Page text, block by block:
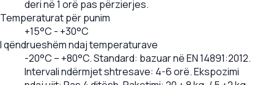
deri në 1 orë pas përzierjes.
Temperaturat për punim
+15°C - +30°C
I qëndrueshëm ndaj temperaturave
-20°C – +80°C. Standard: bazuar në EN 14891:2012.
Intervali ndërmjet shtresave: 4-6 orë. Ekspozimi